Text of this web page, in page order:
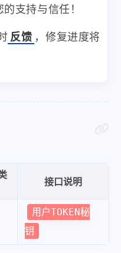
支持与信任！
反馈 ，修复进度将
接口说明
用户TOKEN秘
钥